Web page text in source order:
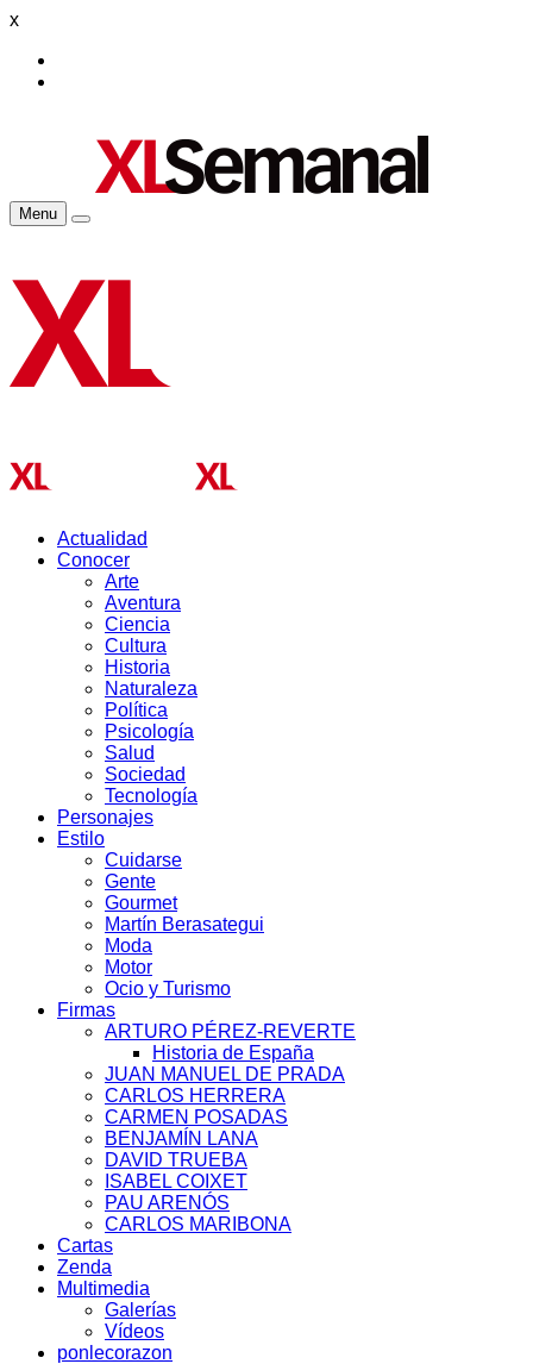
x
Menu
Actualidad
Conocer
Arte
Aventura
Ciencia
Cultura
Historia
Naturaleza
Política
Psicología
Salud
Sociedad
Tecnología
Personajes
Estilo
Cuidarse
Gente
Gourmet
Martín Berasategui
Moda
Motor
Ocio y Turismo
Firmas
ARTURO PÉREZ-REVERTE
Historia de España
JUAN MANUEL DE PRADA
CARLOS HERRERA
CARMEN POSADAS
BENJAMÍN LANA
DAVID TRUEBA
ISABEL COIXET
PAU ARENÓS
CARLOS MARIBONA
Cartas
Zenda
Multimedia
Galerías
Vídeos
ponlecorazon